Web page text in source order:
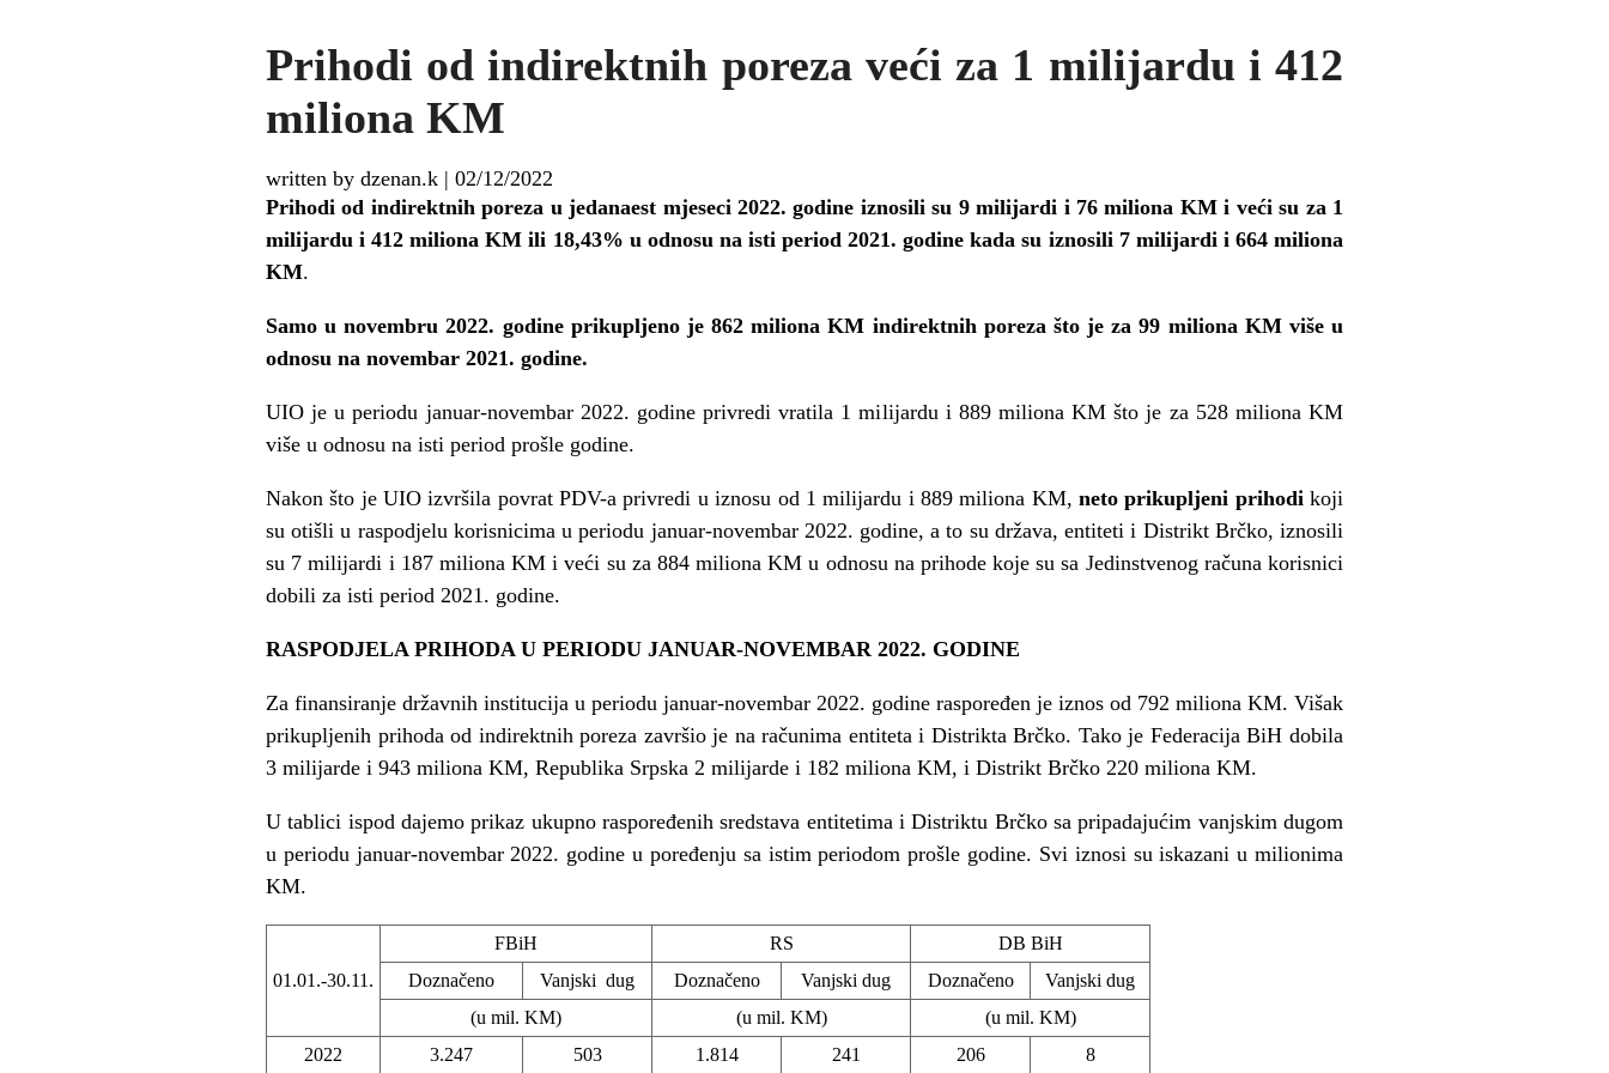
Prihodi od indirektnih poreza veći za 1 milijardu i 412
miliona KM
written by dzenan.k | 02/12/2022
Prihodi od indirektnih poreza u jedanaest mjeseci 2022. godine iznosili su 9 milijardi i 76 miliona KM i veći su za 1
milijardu i 412 miliona KM ili 18,43% u odnosu na isti period 2021. godine kada su iznosili 7 milijardi i 664 miliona
KM.
Samo u novembru 2022. godine prikupljeno je 862 miliona KM indirektnih poreza što je za 99 miliona KM više u
odnosu na novembar 2021. godine.
UIO je u periodu januar-novembar 2022. godine privredi vratila 1 milijardu i 889 miliona KM što je za 528 miliona KM
više u odnosu na isti period prošle godine.
Nakon što je UIO izvršila povrat PDV-a privredi u iznosu od 1 milijardu i 889 miliona KM, neto prikupljeni prihodi koji
su otišli u raspodjelu korisnicima u periodu januar-novembar 2022. godine, a to su država, entiteti i Distrikt Brčko, iznosili
su 7 milijardi i 187 miliona KM i veći su za 884 miliona KM u odnosu na prihode koje su sa Jedinstvenog računa korisnici
dobili za isti period 2021. godine.
RASPODJELA PRIHODA U PERIODU JANUAR-NOVEMBAR 2022. GODINE
Za finansiranje državnih institucija u periodu januar-novembar 2022. godine raspoređen je iznos od 792 miliona KM. Višak
prikupljenih prihoda od indirektnih poreza završio je na računima entiteta i Distrikta Brčko. Tako je Federacija BiH dobila
3 milijarde i 943 miliona KM, Republika Srpska 2 milijarde i 182 miliona KM, i Distrikt Brčko 220 miliona KM.
U tablici ispod dajemo prikaz ukupno raspoređenih sredstava entitetima i Distriktu Brčko sa pripadajućim vanjskim dugom
u periodu januar-novembar 2022. godine u poređenju sa istim periodom prošle godine. Svi iznosi su iskazani u milionima
KM.
01.01.-30.11.
FBiH RS
DB BiH
Doznačeno
Vanjski dug Doznačeno Vanjski dug Doznačeno
Vanjski dug
(u mil. KM)
(u mil. KM)
(u mil. KM)
2022
3.247 503 1.814 241 206 8